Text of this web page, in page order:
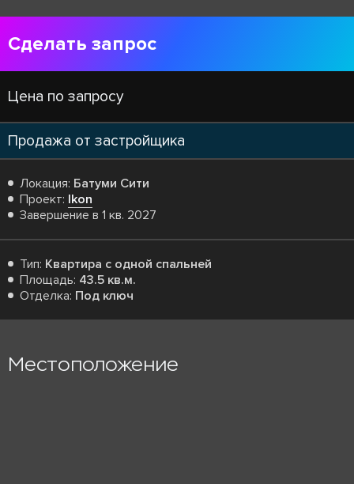
Сделать запрос
Цена по запросу
Продажа от застройщика
Локация: Батуми Сити
Проект: Ikon
Завершение в 1 кв. 2027
Тип: Квартира с одной спальней
Площадь: 43.5 кв.м.
Отделка: Под ключ
Местоположение